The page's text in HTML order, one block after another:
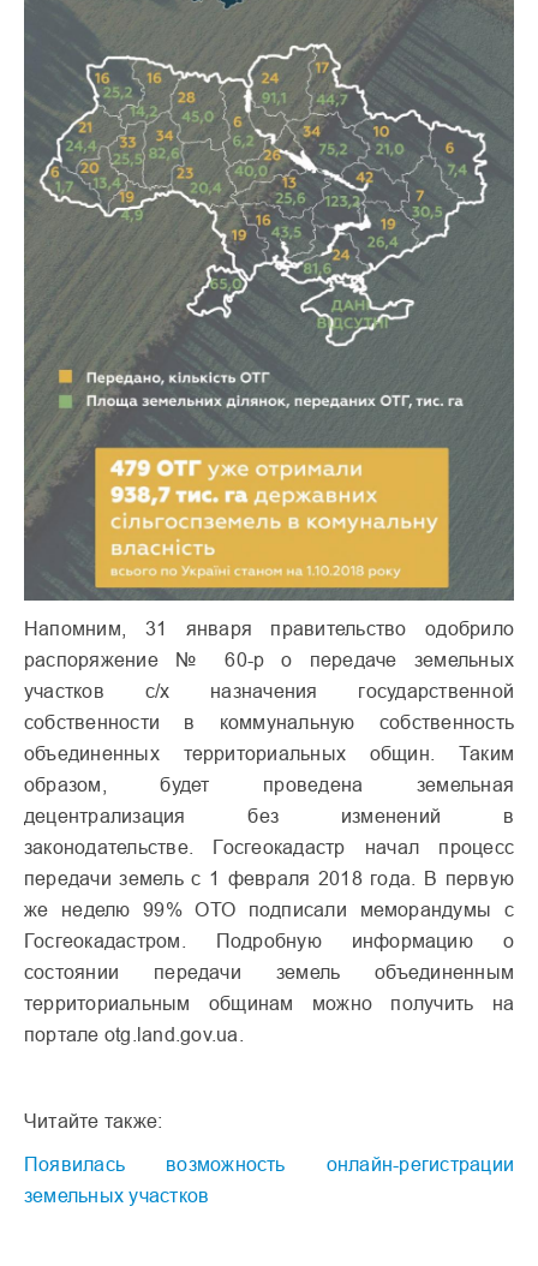
Напомним, 31 января правительство одобрило
распоряжение № 60-р о передаче земельных
участков с/х назначения государственной
собственности в коммунальную собственность
объединенных территориальных общин. Таким
образом, будет проведена земельная
децентрализация без изменений в
законодательстве. Госгеокадастр начал процесс
передачи земель с 1 февраля 2018 года. В первую
же неделю 99% ОТО подписали меморандумы с
Госгеокадастром. Подробную информацию о
состоянии передачи земель объединенным
территориальным общинам можно получить на
портале otg.land.gov.ua.
Читайте также:
Появилась возможность онлайн-регистрации
земельных участков